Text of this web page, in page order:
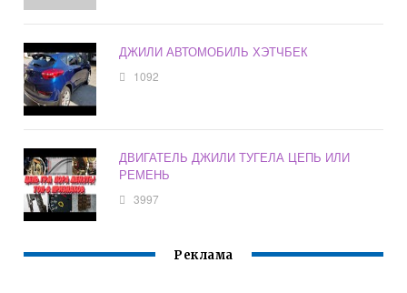
ДЖИЛИ АВТОМОБИЛЬ ХЭТЧБЕК
1092
ДВИГАТЕЛЬ ДЖИЛИ ТУГЕЛА ЦЕПЬ ИЛИ
РЕМЕНЬ
3997
Реклама